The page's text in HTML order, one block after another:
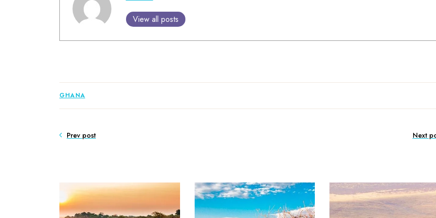
View all posts
GHANA
Prev post Next